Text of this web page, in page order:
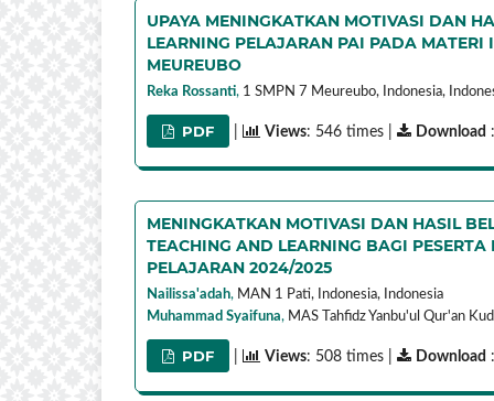
UPAYA MENINGKATKAN MOTIVASI DAN
LEARNING PELAJARAN PAI PADA
MEUREUBO
Reka Rossanti, 1 SMPN 7 Meureubo, Indonesia,
PDF Views: 546 times | Download
MENINGKATKAN MOTIVASI DAN HASIL
TEACHING AND LEARNING BAGI
PELAJARAN 2024/2025
Nailissa'adah, MAN 1 Pati, Indonesia,
Indonesia
Muhammad Syaifuna, MAS Tahfidz Yanbu'ul Qur'an
PDF Views: 508 times | Download